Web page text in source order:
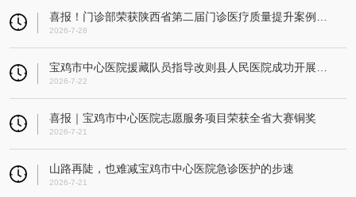
2026-7-28
2026-7-22
喜报｜宝鸡市中心医院志愿服务项目荣获全省大赛铜奖
2026-7-21
山路再陡，也难减宝鸡市中心医院急诊医护的步速
2026-7-21